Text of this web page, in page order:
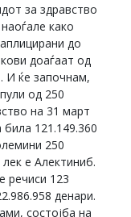
за здравство
како
до
доаѓаат од
И ќе започнам,
од 250
на 31 март
била 121.149.360
250
е Алектиниб.
речиси 123
денари.
состојба на